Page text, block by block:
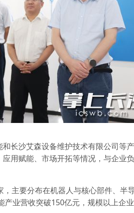
长沙艾森设备维护技术有限公司等
用赋能、市场开拓等情况，与企业
主要分布在机器人与核心部件、半
业营收突破150亿元，规模以上企